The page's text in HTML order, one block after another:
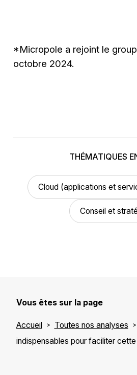
*Micropole a rejoint le
octobre 2024.
THÉMATIQUES
Cloud (applications et
Conseil et
Vous êtes sur la page
Accueil Toutes nos analyses
indispensables pour faciliter